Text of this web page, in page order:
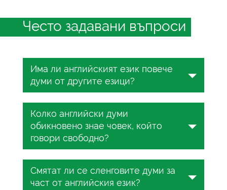
Често задавани въпроси
Има ли английският език повече
думи от другите езици?
Лексиката на английския език е
необичайно голяма според повечето
оценки, отчасти поради историята
му на заемане от френски, латински,
германски и други източници
едновременно. Прякото сравнение е
трудно – езиците броят и
Колко английски думи
обикновено знае човек, който
говори свободно?
Размерът на английския речник
роден говорещ, който владее езика
Смятат ли се сленговите думи за
част от английския език?